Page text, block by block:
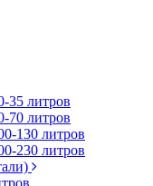
35 литров
70 литров
130 литров
230 литров